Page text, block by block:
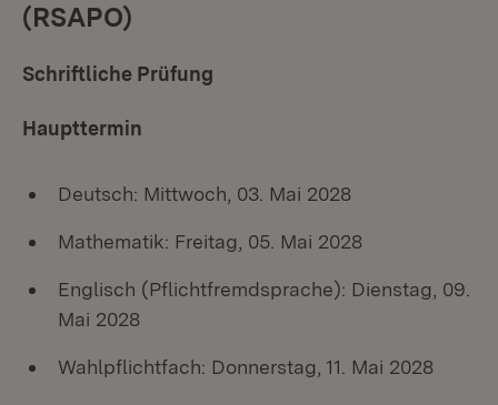
(RSAPO)
Schriftliche Prüfung
Haupttermin
Deutsch: Mittwoch, 03. Mai 2028
Mathematik: Freitag, 05. Mai 2028
Englisch (Pflichtfremdsprache): Dienstag, 09.
Mai 2028
Wahlpflichtfach: Donnerstag, 11. Mai 2028